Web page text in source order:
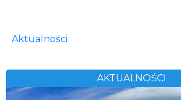
Aktualności
AKTUALNOŚCI